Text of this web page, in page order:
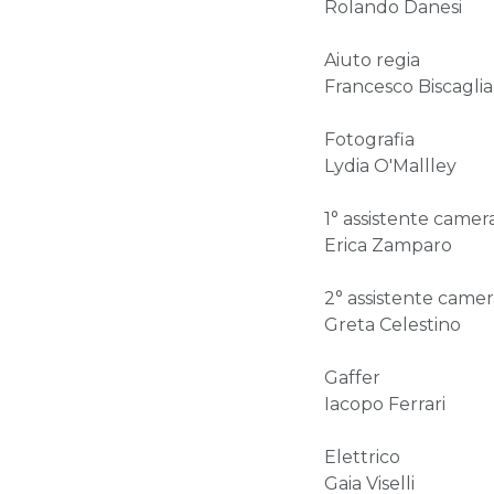
Rolando Danesi
Aiuto regia
Francesco Biscaglia
Fotografia
Lydia O'Mallley
1° assistente
Erica Zamparo
2° assistente
Greta Celestino
Gaffer
Iacopo Ferrari
Elettrico
Gaia Viselli